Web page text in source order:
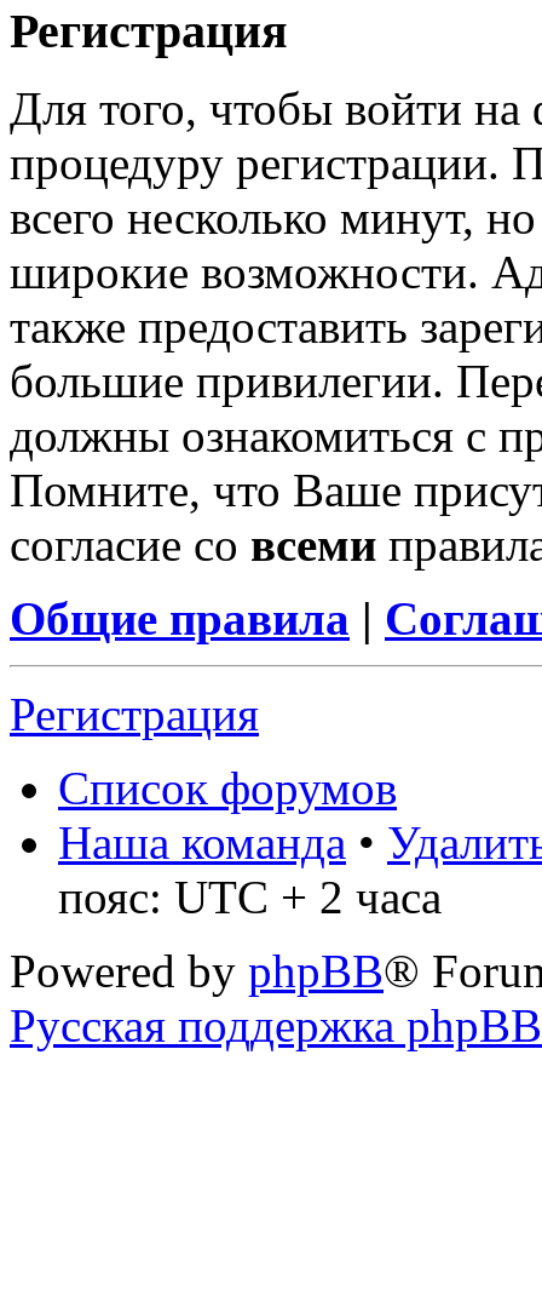
Регистрация
Для того, чтобы войти
процедуру регистрации.
всего несколько минут,
широкие возможности.
также предоставить
большие привилегии.
должны ознакомиться с
Помните, что Ваше
согласие со всеми
Общие правила |
Регистрация
Список форумов
Наша команда •
пояс: UTC + 2 часа
Powered by phpBB®
Русская поддержка phpBB